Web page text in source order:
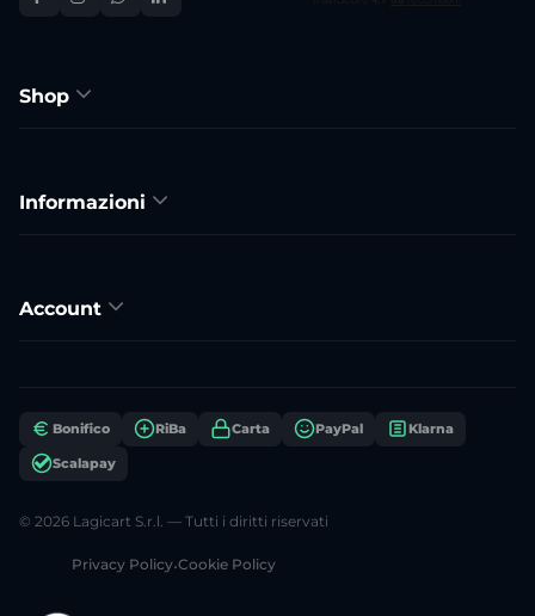
Shop
Informazioni
Account
Bonifico RiBa Carta PayPal Klarna
Scalapay
© 2026 Lagicart S.r.l. — Tutti i diritti riservati
Privacy Policy•Cookie Policy